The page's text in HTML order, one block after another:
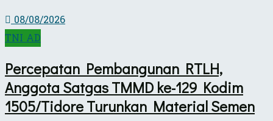
08/08/2026
TNI AD
Percepatan Pembangunan RTLH,
Anggota Satgas TMMD ke-129 Kodim
1505/Tidore Turunkan Material Semen